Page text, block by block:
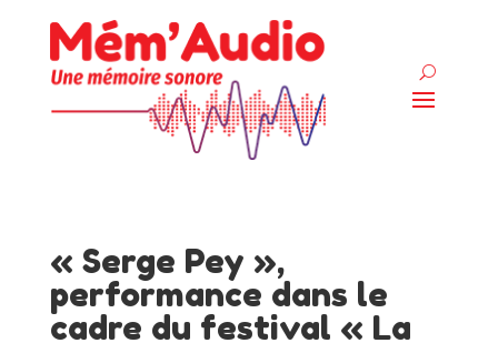
« Serge Pey »,
performance dans le
cadre du festival « La